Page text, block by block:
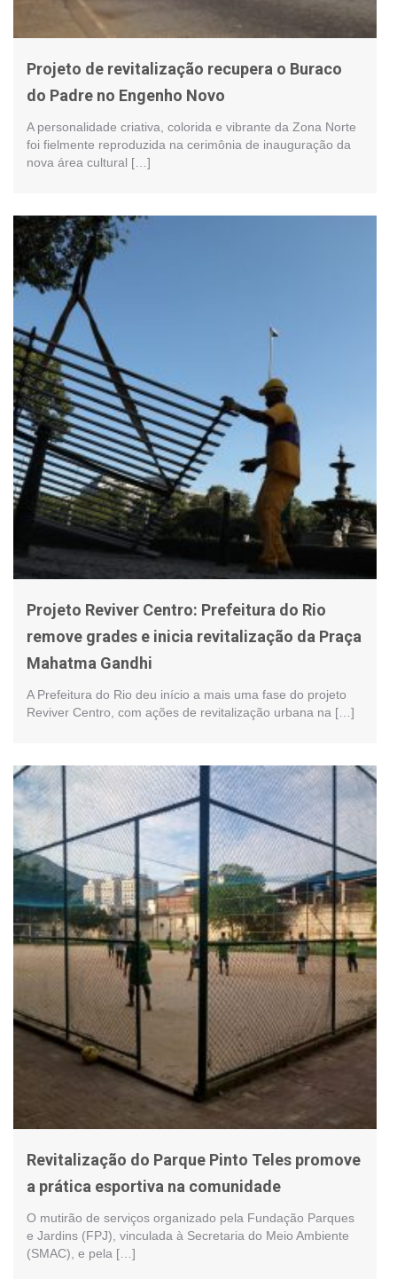
Projeto de revitalização recupera o Buraco
do Padre no Engenho Novo
A personalidade criativa, colorida e vibrante da Zona Norte
foi fielmente reproduzida na cerimônia de inauguração da
nova área cultural […]
Projeto Reviver Centro: Prefeitura do Rio
remove grades e inicia revitalização da Praça
Mahatma Gandhi
A Prefeitura do Rio deu início a mais uma fase do projeto
Reviver Centro, com ações de revitalização urbana na […]
Revitalização do Parque Pinto Teles promove
a prática esportiva na comunidade
O mutirão de serviços organizado pela Fundação Parques
e Jardins (FPJ), vinculada à Secretaria do Meio Ambiente
(SMAC), e pela […]